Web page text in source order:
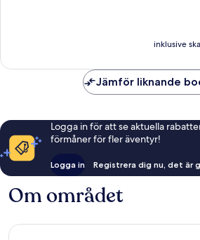
inklusive
Jämför liknande
Logga in för att se aktuella
förmåner för fler äventyr!
Logga in Registrera dig nu, det är
Om området